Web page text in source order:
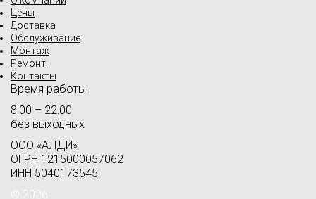
Цены
Доставка
Обслуживание
Монтаж
Ремонт
Контакты
Время работы
8.00 – 22.00
без выходных
OOO «АЛДИ»
ОГРН 1215000057062
ИНН 5040173545
© 2026